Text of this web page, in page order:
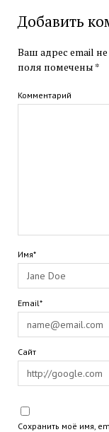
Добавить
Ваш адрес email
поля помечены *
Комментарий
Имя*
Email*
Сайт
Сохранить моё имя,